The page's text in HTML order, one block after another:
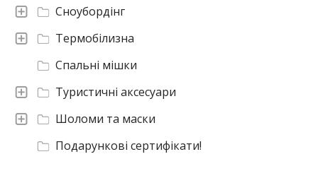
Подарункові сертифікати!
Шоломи та маски
Туристичні аксесуари
Спальні мішки
Термобілизна
Сноубордінг